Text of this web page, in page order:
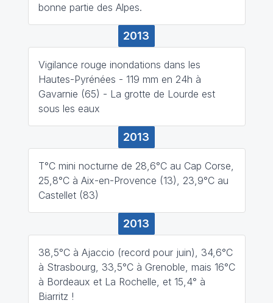
bonne partie des Alpes.
2013
Vigilance rouge inondations dans les
Hautes-Pyrénées - 119 mm en 24h à
Gavarnie (65) - La grotte de Lourde est
sous les eaux
2013
T°C mini nocturne de 28,6°C au Cap Corse,
25,8°C à Aix-en-Provence (13), 23,9°C au
Castellet (83)
2013
38,5°C à Ajaccio (record pour juin), 34,6°C
à Strasbourg, 33,5°C à Grenoble, mais 16°C
à Bordeaux et La Rochelle, et 15,4° à
Biarritz !